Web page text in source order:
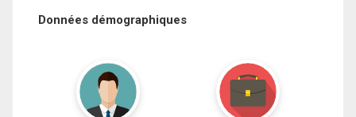
Données démographiques